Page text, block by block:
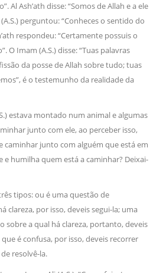
Al Ash’ath disse: “Somos de Allah e a ele
perguntou: “Conheces o sentido do
respondeu: “Certamente possuis o
O Imam (A.S.) disse: “Tuas palavras
da posse de Allah sobre tudo; tuas
é o testemunho da realidade da
estava montado num animal e algumas
junto com ele, ao perceber isso,
caminhar junto com alguém que está em
humilha quem está a caminhar? Deixai-
tipos: ou é uma questão de
clareza, por isso, deveis segui-la; uma
sobre a qual há clareza, portanto, deveis
é confusa, por isso, deveis recorrer
resolvê-la.